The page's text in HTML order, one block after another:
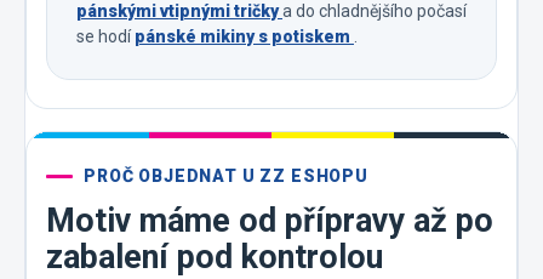
pánskými vtipnými tričkya do chladnějšího počasí
se hodípánské mikiny s potiskem .
PROČ OBJEDNAT U ZZ ESHOPU
Motiv máme od přípravy až po
zabalení pod kontrolou